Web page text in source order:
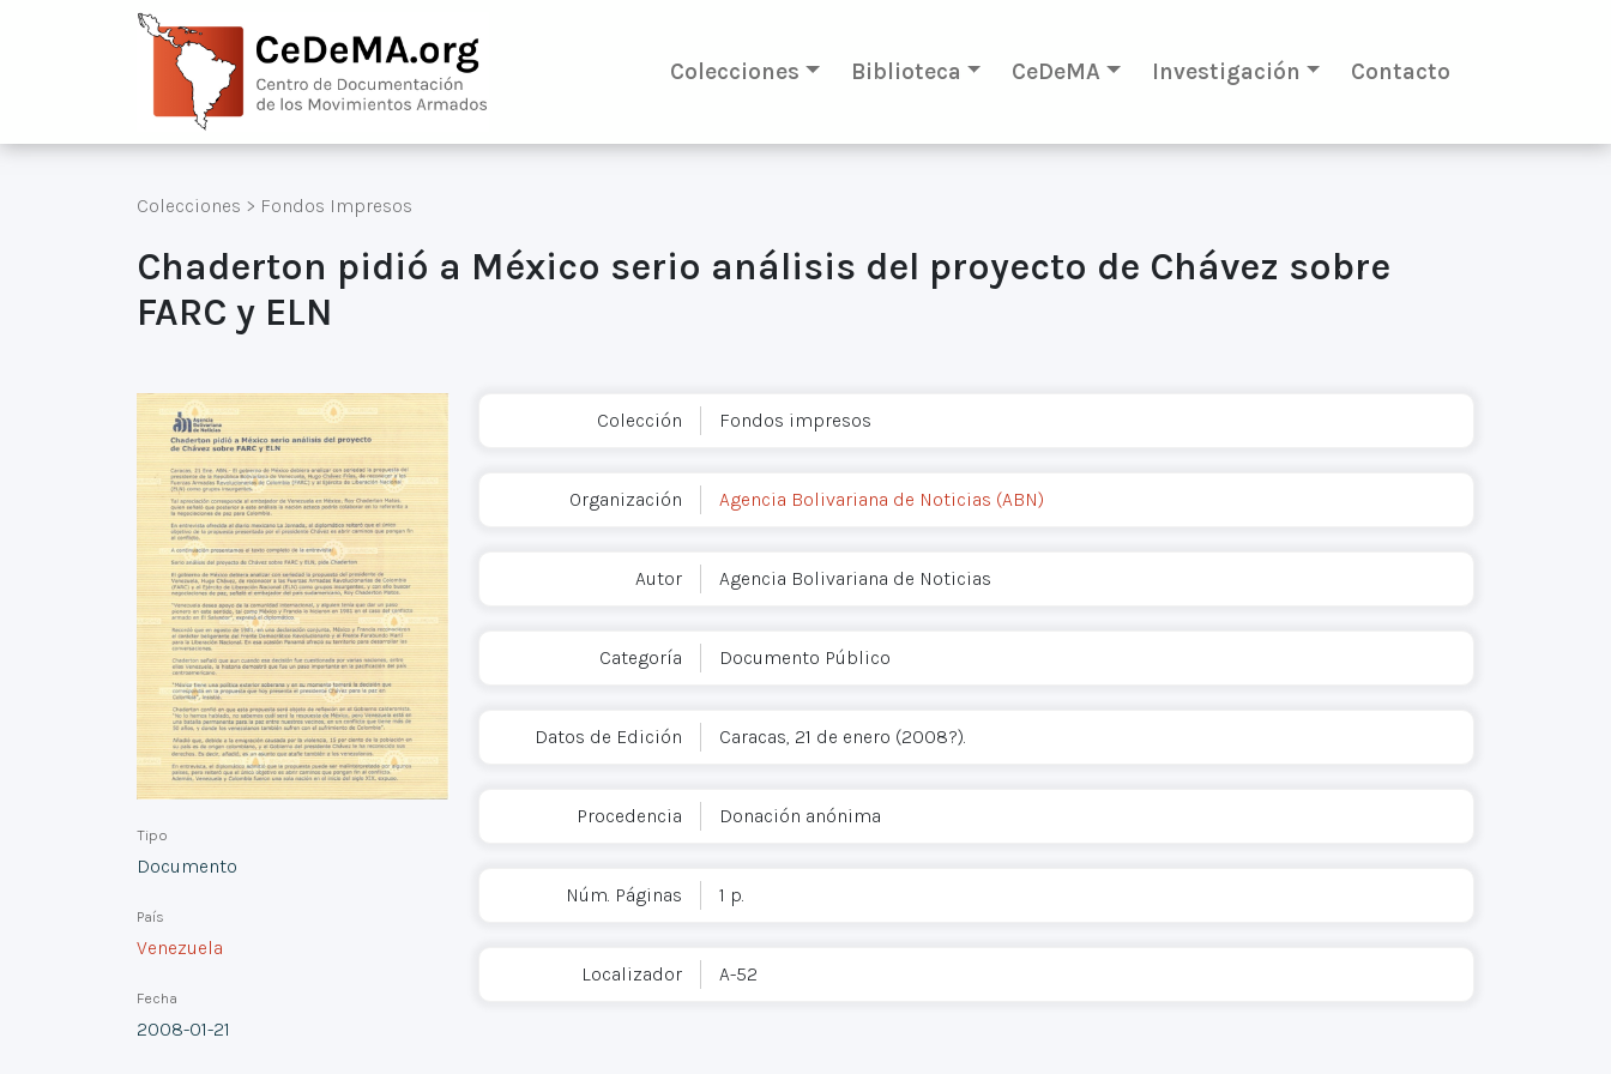
Colecciones Biblioteca CeDeMA Investigación Contacto
Colecciones > Fondos Impresos
Chaderton pidió a México serio análisis del proyecto de Chávez sobre
FARC y ELN
Tipo
Documento
País
Venezuela
Fecha
2008-01-21
Colección Fondos impresos
Organización Agencia Bolivariana de Noticias (ABN)
Autor Agencia Bolivariana de Noticias
Categoría Documento Público
Datos de Edición Caracas, 21 de enero (2008?).
Procedencia Donación anónima
Núm. Páginas 1 p.
Localizador A-52